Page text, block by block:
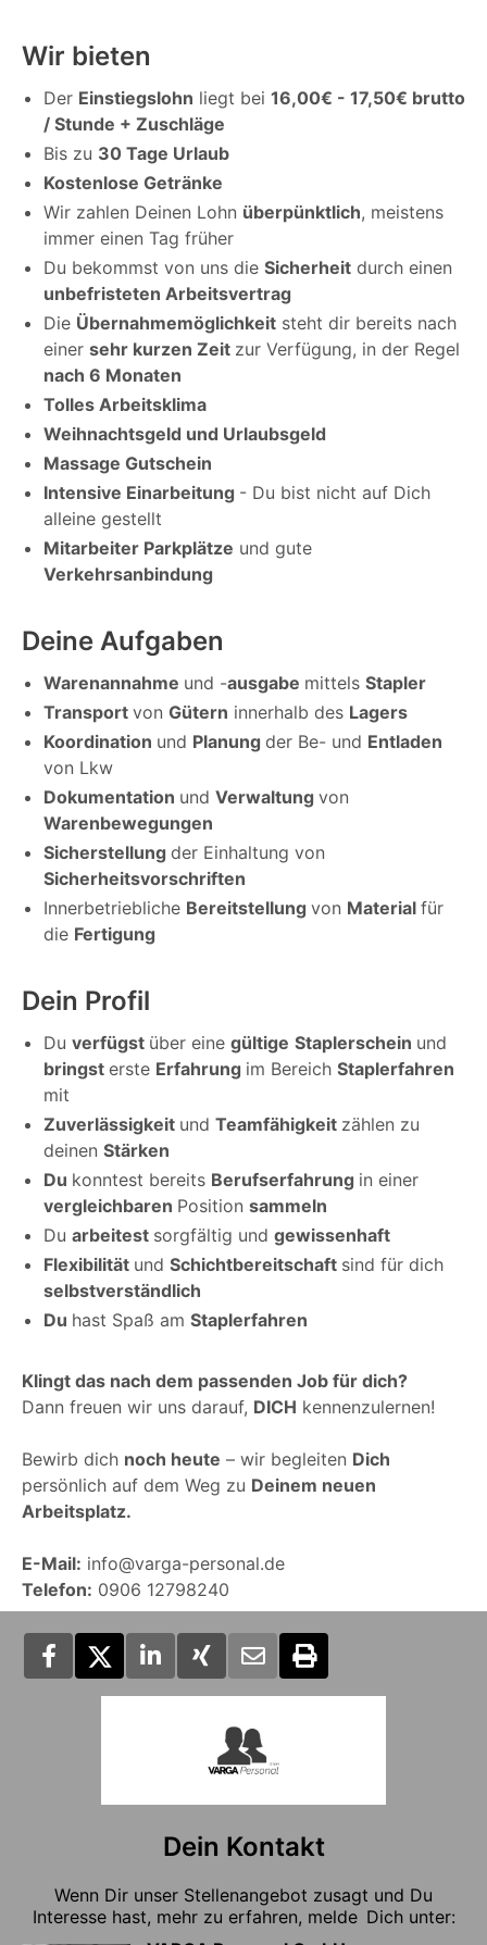
Wir bieten
Der Einstiegslohn liegt bei 16,00€ - 17,50€ brutto
/ Stunde + Zuschläge
Bis zu 30 Tage Urlaub
Kostenlose Getränke
Wir zahlen Deinen Lohn überpünktlich, meistens
immer einen Tag früher
Du bekommst von uns die Sicherheit durch einen
unbefristeten Arbeitsvertrag
Die Übernahmemöglichkeit steht dir bereits nach
einer sehr kurzen Zeit zur Verfügung, in der Regel
nach 6 Monaten
Tolles Arbeitsklima
Weihnachtsgeld und Urlaubsgeld
Massage Gutschein
Intensive Einarbeitung - Du bist nicht auf Dich
alleine gestellt
Mitarbeiter Parkplätze und gute
Verkehrsanbindung
Deine Aufgaben
Warenannahme und -ausgabe mittels Stapler
Transport von Gütern innerhalb des Lagers
Koordination und Planung der Be- und Entladen
von Lkw
Dokumentation und Verwaltung von
Warenbewegungen
Sicherstellung der Einhaltung von
Sicherheitsvorschriften
Innerbetriebliche Bereitstellung von Material für
die Fertigung
Dein Profil
Du verfügst über eine gültige Staplerschein und
bringst erste Erfahrung im Bereich Staplerfahren
mit
Zuverlässigkeit und Teamfähigkeit zählen zu
deinen Stärken
Du konntest bereits Berufserfahrung in einer
vergleichbaren Position sammeln
Du arbeitest sorgfältig und gewissenhaft
Flexibilität und Schichtbereitschaft sind für dich
selbstverständlich
Du hast Spaß am Staplerfahren
Klingt das nach dem passenden Job für dich?
Dann freuen wir uns darauf, DICH kennenzulernen!
Bewirb dich noch heute – wir begleiten Dich
persönlich auf dem Weg zu Deinem neuen
Arbeitsplatz.
E-Mail: info@varga-personal.de
Telefon: 0906 12798240
Dein Kontakt
Wenn Dir unser Stellenangebot zusagt und Du
Interesse hast, mehr zu erfahren, melde Dich unter: